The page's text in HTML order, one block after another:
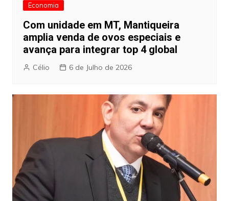
Economia
Com unidade em MT, Mantiqueira
amplia venda de ovos especiais e
avança para integrar top 4 global
Célio 6 de Julho de 2026